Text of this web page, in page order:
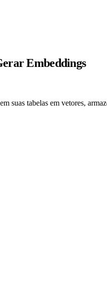
Embeddings
suas tabelas em vetores,